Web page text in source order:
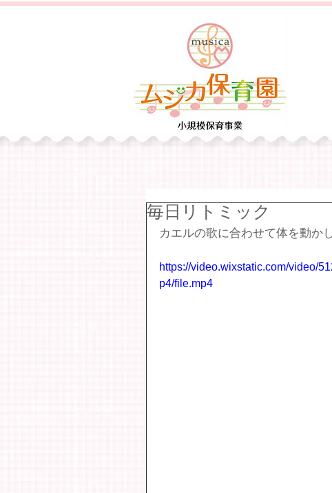
毎日リトミック
カエルの歌に合わせて体を動か
https://video.wixstatic.com/video/
p4/file.mp4